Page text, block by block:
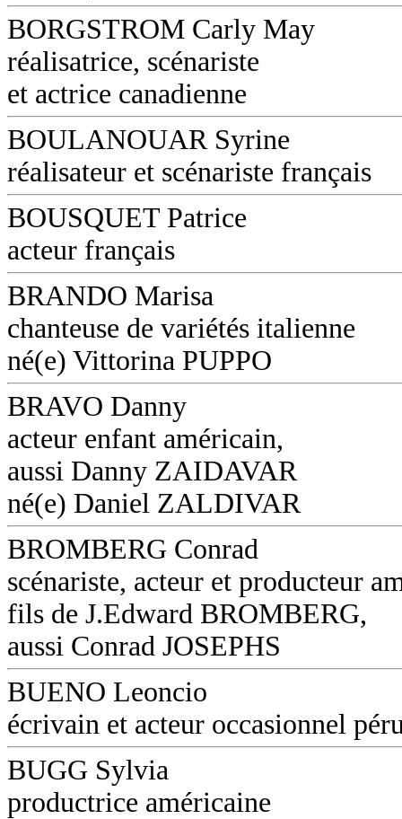
BORGSTROM Carly May
réalisatrice, scénariste
et actrice canadienne
BOULANOUAR Syrine
réalisateur et scénariste français
BOUSQUET Patrice
acteur français
BRANDO Marisa
chanteuse de variétés italienne
né(e) Vittorina PUPPO
BRAVO Danny
acteur enfant américain,
aussi Danny ZAIDAVAR
né(e) Daniel ZALDIVAR
BROMBERG Conrad
scénariste, acteur et producteur
fils de J.Edward BROMBERG,
aussi Conrad JOSEPHS
BUENO Leoncio
écrivain et acteur occasionnel
BUGG Sylvia
productrice américaine